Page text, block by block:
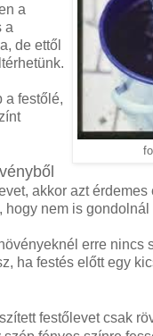
a
a
de ettől
a festőlé,
akkor azt
hogy nem is
erre nincs
ha festés előtt egy
festőlevet csak